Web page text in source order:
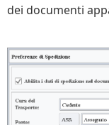
dei documenti